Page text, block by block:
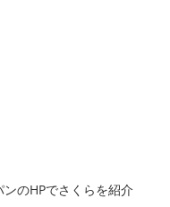
のHPでさくらを紹介